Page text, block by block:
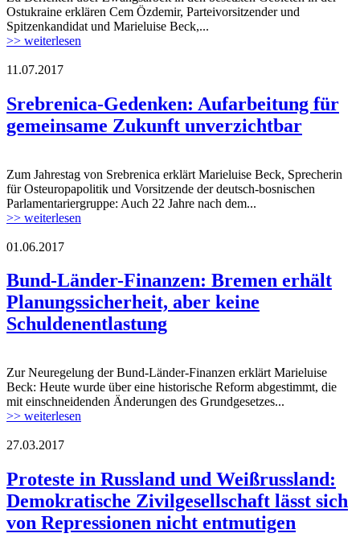
Ostukraine erklären Cem Özdemir, Parteivorsitzender und
Spitzenkandidat und Marieluise Beck,...
>> weiterlesen
srebrenica.jpg
11.07.2017
Srebrenica-Gedenken: Aufarbeitung für
gemeinsame Zukunft unverzichtbar
srebrenica.jpg
Zum Jahrestag von Srebrenica erklärt Marieluise Beck, Sprecherin
für Osteuropapolitik und Vorsitzende der deutsch-bosnischen
Parlamentariergruppe: Auch 22 Jahre nach dem...
>> weiterlesen
01.06.2017
Bund-Länder-Finanzen: Bremen erhält
Planungssicherheit, aber keine
Schuldenentlastung
Zur Neuregelung der Bund-Länder-Finanzen erklärt Marieluise
Beck: Heute wurde über eine historische Reform abgestimmt, die
mit einschneidenden Änderungen des Grundgesetzes...
>> weiterlesen
minsk-15.03.2017a.jpg
27.03.2017
Proteste in Russland und Weißrussland:
Demokratische Zivilgesellschaft lässt sich
von Repressionen nicht entmutigen